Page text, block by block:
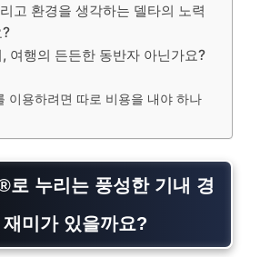
고 환경을 생각하는 델타의 노력
여행의 든든한 동반자 아닌가요?
이용하려면 따로 비용을 내야 하나
누리는 풍성한 기내 경
미가 있을까요?